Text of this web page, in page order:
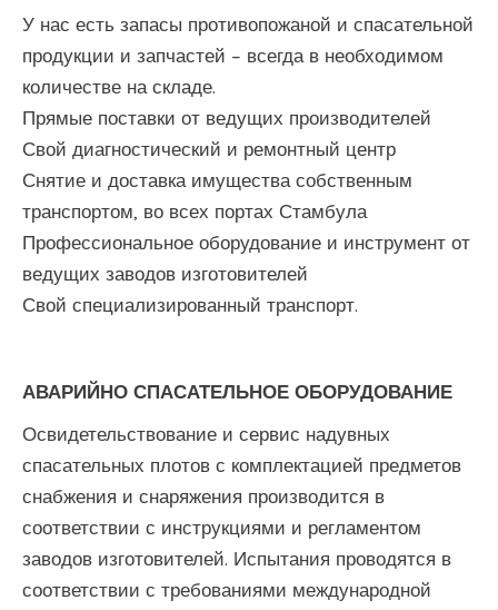
У нас есть запасы противопожаной и спасательной
продукции и запчастей – всегда в необходимом
количестве на складе.
Прямые поставки от ведущих производителей
Свой диагностический и ремонтный центр
Снятие и доставка имущества собственным
транспортом, во всех портах Стамбула
Профессиональное оборудование и инструмент от
ведущих заводов изготовителей
Свой специализированный транспорт.
АВАРИЙНО СПАСАТЕЛЬНОЕ ОБОРУДОВАНИЕ
Освидетельствование и сервис надувных
спасательных плотов с комплектацией предметов
снабжения и снаряжения производится в
соответствии с инструкциями и регламентом
заводов изготовителей. Испытания проводятся в
соответствии с требованиями международной